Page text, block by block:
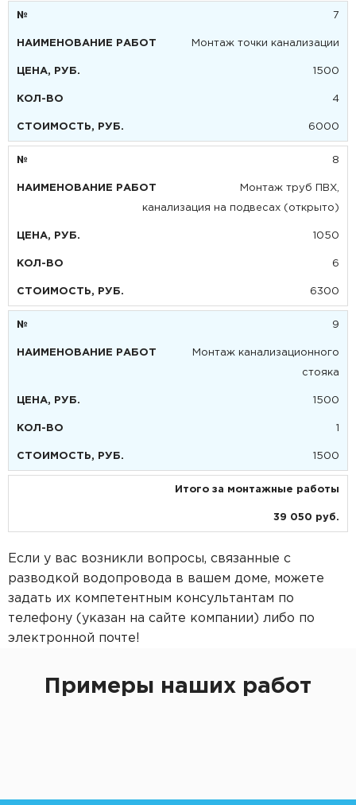
7
Монтаж точки канализации
1500
4
6000
8
Монтаж труб ПВХ,
канализация на подвесах (открыто)
1050
6
6300
9
Монтаж канализационного
стояка
1500
1
1500
Итого за монтажные работы
39 050 руб.
Если у вас возникли вопросы, связанные с
разводкой водопровода в вашем доме, можете
задать их компетентным консультантам по
телефону (указан на сайте компании) либо по
электронной почте!
Примеры наших работ